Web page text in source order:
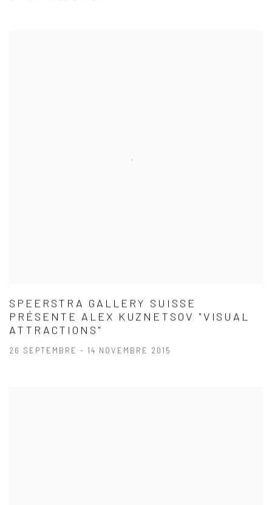
SPEERSTRA GALLERY SUISSE
PRÉSENTE ALEX KUZNETSOV "VISUAL
ATTRACTIONS"
26 SEPTEMBRE - 14 NOVEMBRE 2015